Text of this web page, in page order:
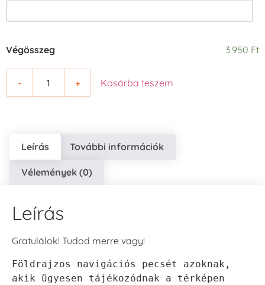
Végösszeg 3.950 Ft
- + Kosárba teszem
Leírás További információk
Vélemények (0)
Leírás
Gratulálok! Tudod merre vagy!
Földrajzos navigációs pecsét azoknak,
akik ügyesen tájékozódnak a térképen